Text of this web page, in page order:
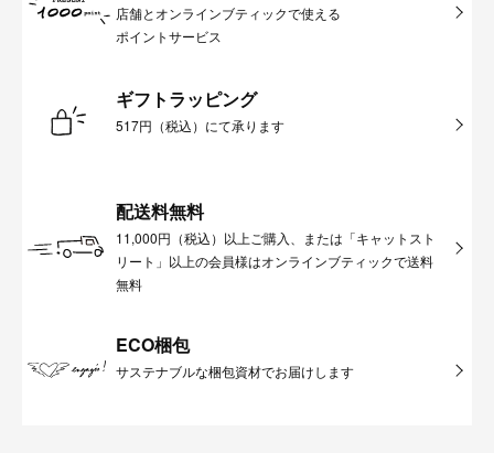
店舗とオンラインブティックで使える
ポイントサービス
ギフトラッピング
517円（税込）にて承ります
配送料無料
11,000円（税込）以上ご購入、または「キャットスト
リート」以上の会員様はオンラインブティックで送料
無料
ECO梱包
サステナブルな梱包資材でお届けします